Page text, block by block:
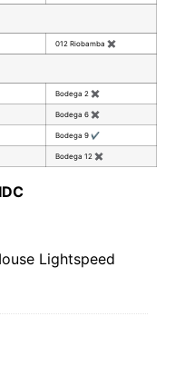
012 Riobamba ✖
Bodega 2 ✖
Bodega 6 ✖
Bodega 9 ✔
Bodega 12 ✖
Lightspeed